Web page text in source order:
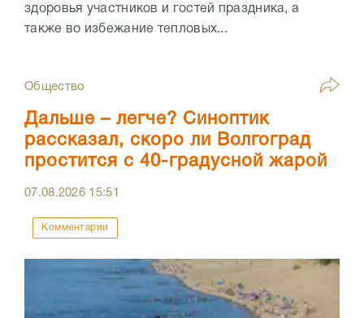
здоровья участников и гостей праздника, а
также во избежание тепловых...
Общество
Дальше – легче? Синоптик
рассказал, скоро ли Волгоград
простится с 40-градусной жарой
07.08.2026 15:51
Комментарии